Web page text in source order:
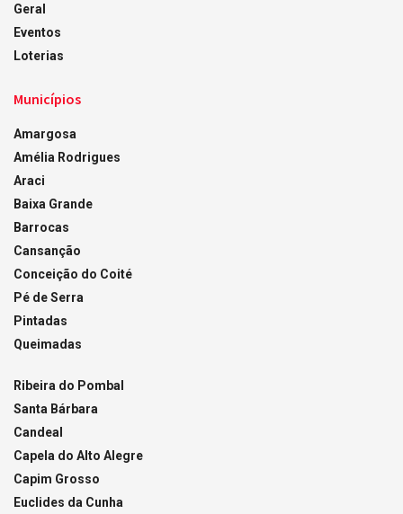
Geral
Eventos
Loterias
Municípios
Amargosa
Amélia Rodrigues
Araci
Baixa Grande
Barrocas
Cansanção
Conceição do Coité
Pé de Serra
Pintadas
Queimadas
Ribeira do Pombal
Santa Bárbara
Candeal
Capela do Alto Alegre
Capim Grosso
Euclides da Cunha